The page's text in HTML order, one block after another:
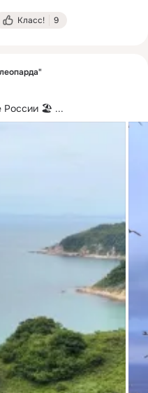
Класс! 9
России 🏖️ ...